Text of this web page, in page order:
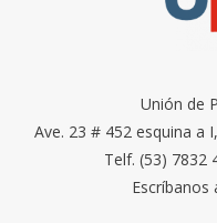
Unión de
Ave. 23 # 452 esquina a
Telf. (53) 7832
Escríbanos